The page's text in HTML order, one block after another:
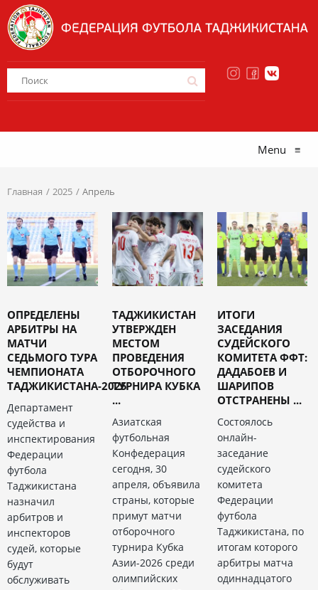
Menu ≡
Главная 2025 Апрель
ОПРЕДЕЛЕНЫ
АРБИТРЫ НА
МАТЧИ
СЕДЬМОГО ТУРА
ЧЕМПИОНАТА
ТАДЖИКИСТАНА-2025
Департамент
судейства и
инспектирования
Федерации
футбола
Таджикистана
назначил
арбитров и
инспекторов
судей, которые
будут
обслуживать
ТАДЖИКИСТАН
УТВЕРЖДЕН
МЕСТОМ
ПРОВЕДЕНИЯ
ОТБОРОЧНОГО
ТУРНИРА КУБКА
...
Азиатская
футбольная
Конфедерация
сегодня, 30
апреля, объявила
страны, которые
примут матчи
отборочного
турнира Кубка
Азии-2026 среди
олимпийских
ИТОГИ
ЗАСЕДАНИЯ
СУДЕЙСКОГО
КОМИТЕТА ФФТ:
ДАДАБОЕВ И
ШАРИПОВ
ОТСТРАНЕНЫ ...
Состоялось
онлайн-
заседание
судейского
комитета
Федерации
футбола
Таджикистана, по
итогам которого
арбитры матча
одиннадцатого